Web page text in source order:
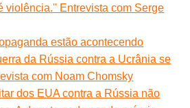
violência.'' Entrevista com Serge
estão acontecendo
da Rússia contra a Ucrânia se
com Noam Chomsky
dos EUA contra a Rússia não